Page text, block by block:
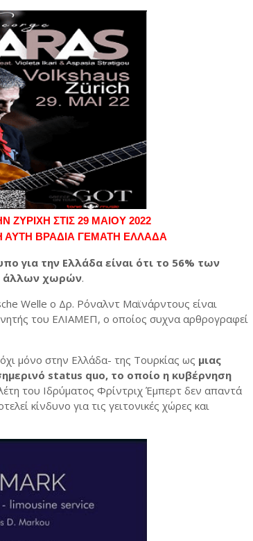
ΣΤΙΣ 29 ΜΑΙΟΥ 2022
ΒΡΑΔΙΑ ΓΕΜΑΤΗ ΕΛΛΑΔΑ
για την Ελλάδα είναι ότι το 56% των
άλλων χωρών.
Welle o Δρ. Ρόναλντ Μαϊνάρντους είναι
του ΕΛΙΑΜΕΠ, ο οποίος συχνα αρθρογραφεί
μόνο στην Ελλάδα- της Τουρκίας ως μιας
status quo, το οποίο η κυβέρνηση
του Ιδρύματος Φρίντριχ Έμπερτ δεν απαντά
κίνδυνο για τις γειτονικές χώρες και